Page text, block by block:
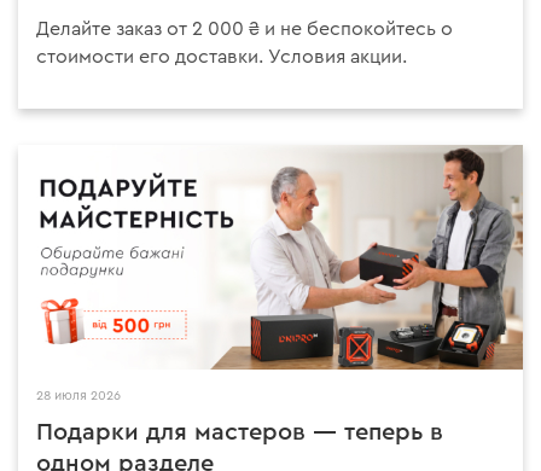
Делайте заказ от 2 000 ₴ и не беспокойтесь о
стоимости его доставки. Условия акции.
28 июля 2026
Подарки для мастеров — теперь в
одном разделе